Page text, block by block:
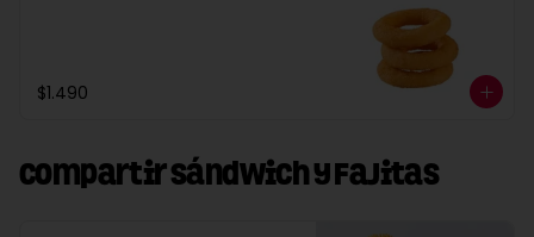
$1.490
Compartir Sándwich y Fajitas